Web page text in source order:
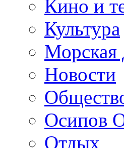
Кино и
Культура
Морская
Новости
Осипов
Отдых